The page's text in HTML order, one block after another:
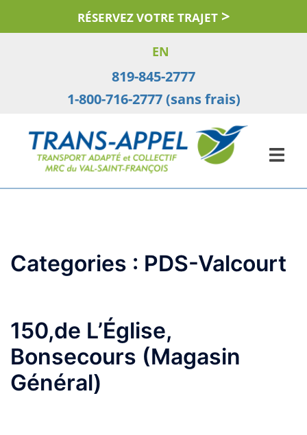
RÉSERVEZ VOTRE TRAJET
EN
819-845-2777
1-800-716-2777 (sans frais)
Categories : PDS-Valcourt
150,de L’Église,
Bonsecours (Magasin
Général)